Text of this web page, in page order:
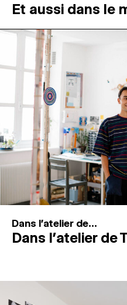
ATELIERS OUVERTS
PROGRAMMATION
MAGAZINE
ESPACES DE
Recherche
Connexion
Et aussi dans le
Dans l'atelier de...
Dans l’atelier de